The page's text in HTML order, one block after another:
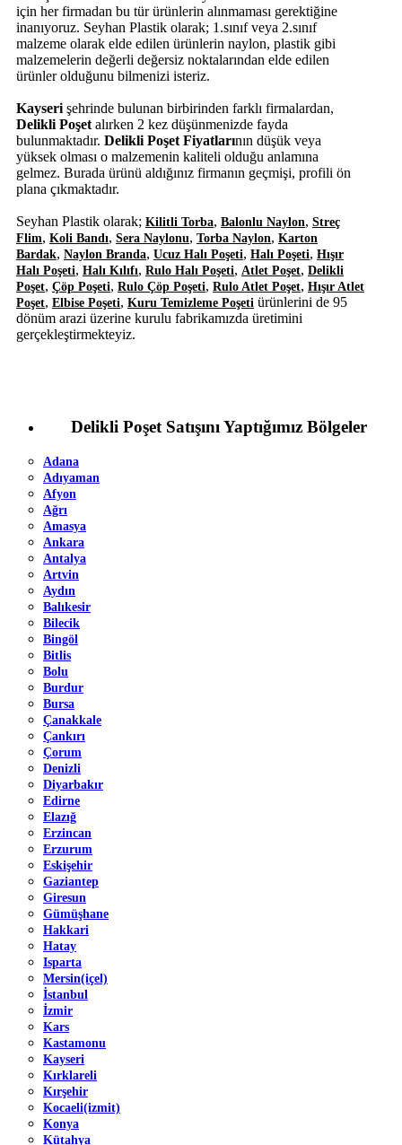
için her firmadan bu tür ürünlerin alınmaması gerektiğine
inanıyoruz. Seyhan Plastik olarak; 1.sınıf veya 2.sınıf
malzeme olarak elde edilen ürünlerin naylon, plastik gibi
malzemelerin değerli değersiz noktalarından elde edilen
ürünler olduğunu bilmenizi isteriz.
Kayseri şehrinde bulunan birbirinden farklı firmalardan,
Delikli Poşet alırken 2 kez düşünmenizde fayda
bulunmaktadır. Delikli Poşet Fiyatlarının düşük veya
yüksek olması o malzemenin kaliteli olduğu anlamına
gelmez. Burada ürünü aldığınız firmanın geçmişi, profili ön
plana çıkmaktadır.
Seyhan Plastik olarak; Kilitli Torba, Balonlu Naylon, Streç
Flim, Koli Bandı, Sera Naylonu, Torba Naylon, Karton
Bardak, Naylon Branda, Ucuz Halı Poşeti, Halı Poşeti, Hışır
Halı Poşeti, Halı Kılıfı, Rulo Halı Poşeti, Atlet Poşet, Delikli
Poşet, Çöp Poşeti, Rulo Çöp Poşeti, Rulo Atlet Poşet, Hışır Atlet
Poşet, Elbise Poşeti, Kuru Temizleme Poşeti ürünlerini de 95
dönüm arazi üzerine kurulu fabrikamızda üretimini
gerçekleştirmekteyiz.
Delikli Poşet Satışını Yaptığımız Bölgeler
Adana
Adıyaman
Afyon
Ağrı
Amasya
Ankara
Antalya
Artvin
Aydın
Balıkesir
Bilecik
Bingöl
Bitlis
Bolu
Burdur
Bursa
Çanakkale
Çankırı
Çorum
Denizli
Diyarbakır
Edirne
Elazığ
Erzincan
Erzurum
Eskişehir
Gaziantep
Giresun
Gümüşhane
Hakkari
Hatay
Isparta
Mersin(içel)
İstanbul
İzmir
Kars
Kastamonu
Kayseri
Kırklareli
Kırşehir
Kocaeli(izmit)
Konya
Kütahya